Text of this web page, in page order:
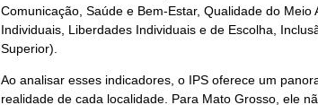
Comunicação, Saúde e Bem-Estar, Qualidade do
Individuais, Liberdades Individuais e de Escolha,
Superior).
Ao analisar esses indicadores, o IPS oferece um
realidade de cada localidade. Para Mato Grosso, ele